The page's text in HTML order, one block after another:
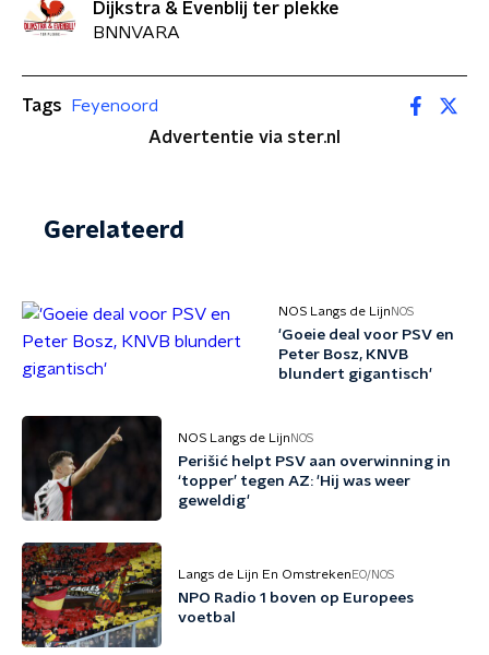
Dijkstra & Evenblij ter plekke
BNNVARA
Tags
Feyenoord
Advertentie via ster.nl
Gerelateerd
NOS Langs de Lijn NOS
'Goeie deal voor PSV en
Peter Bosz, KNVB
blundert gigantisch'
NOS Langs de Lijn NOS
Perišić helpt PSV aan overwinning in
‘topper’ tegen AZ: 'Hij was weer
geweldig'
Langs de Lijn En Omstreken EO/NOS
NPO Radio 1 boven op Europees
voetbal